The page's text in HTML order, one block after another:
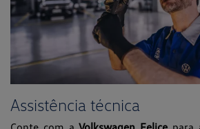
Assistência técnica